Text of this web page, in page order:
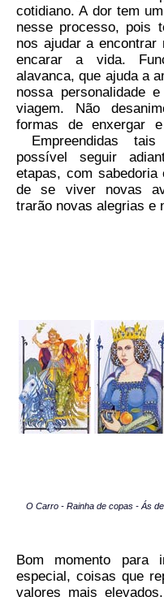
cotidiano. A dor tem
nesse processo, pois
nos ajudar a encontrar
encarar a vida.
alavanca, que ajuda a
nossa personalidade
viagem. Não
formas de enxergar
Empreendidas
possível seguir
etapas, com
de se viver novas
trarão novas alegrias e
O Carro - Rainha de copas - Ás
Bom momento para
especial, coisas que
valores mais